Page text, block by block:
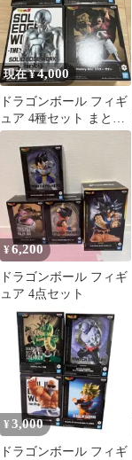
現在 ¥4,000
ドラゴンボール フィギ
ュア 4種セット まとめ
売り
¥6,200
ドラゴンボール フィギ
ュア 4点セット
¥ 3,000
ドラゴンボール フィギ